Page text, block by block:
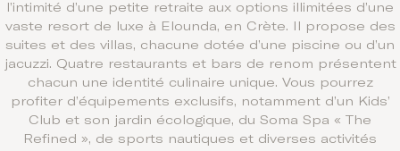
l’intimité d’une petite retraite aux options illimitées d’une
vaste resort de luxe à Elounda, en Crète. Il propose des
suites et des villas, chacune dotée d’une piscine ou d’un
jacuzzi. Quatre restaurants et bars de renom présentent
chacun une identité culinaire unique. Vous pourrez
profiter d’équipements exclusifs, notamment d’un Kids’
Club et son jardin écologique, du Soma Spa « The
Refined », de sports nautiques et diverses activités